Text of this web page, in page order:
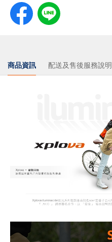
商品資訊 配送及售後服務說明